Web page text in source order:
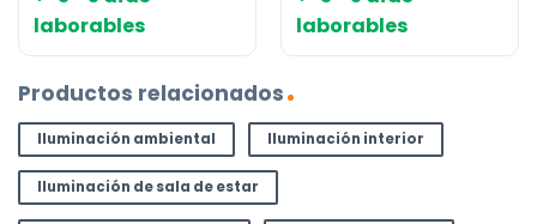
laborables
laborables
Productos relacionados
Iluminación ambiental Iluminación interior
Iluminación de sala de estar